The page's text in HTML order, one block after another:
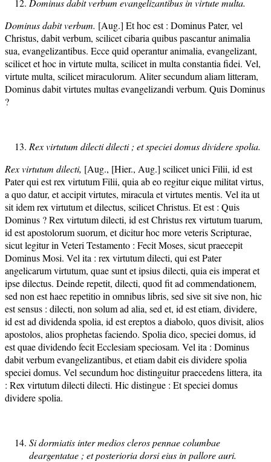
Dominus dabit verbum evangelizantibus in virtute multa.
Dominus dabit verbum. [Aug.] Et hoc est : Dominus Pater, vel
Christus, dabit verbum, scilicet cibaria quibus pascantur animalia
sua, evangelizantibus. Ecce quid operantur animalia, evangelizant,
scilicet et hoc in virtute multa, scilicet in multa constantia fidei. Vel,
virtute multa, scilicet miraculorum. Aliter secundum aliam litteram,
Dominus dabit virtutes multas evangelizandi verbum. Quis Dominus
?
Rex virtutum dilecti dilecti ; et speciei domus dividere spolia.
Rex virtutum dilecti, [Aug., [Hier., Aug.] scilicet unici Filii, id est
Pater qui est rex virtutum Filii, quia ab eo regitur eique militat virtus,
a quo datur, et accipit virtutes, miracula et virtutes mentis. Vel ita ut
sit idem rex virtutum et dilectus, scilicet Christus. Et est : Quis
Dominus ? Rex virtutum dilecti, id est Christus rex virtutum tuarum,
id est apostolorum suorum, et dicitur hoc more veteris Scripturae,
sicut legitur in Veteri Testamento : Fecit Moses, sicut praecepit
Dominus Mosi. Vel ita : rex virtutum dilecti, qui est Pater
angelicarum virtutum, quae sunt et ipsius dilecti, quia eis imperat et
ipse dilectus. Deinde repetit, dilecti, quod fit ad commendationem,
sed non est haec repetitio in omnibus libris, sed sive sit sive non, hic
est sensus : dilecti, non solum ad alia, sed et, id est etiam, dividere,
id est ad dividenda spolia, id est ereptos a diabolo, quos divisit, alios
apostolos, alios prophetas faciendo. Spolia dico, speciei domus, id
est quae dividendo fecit Ecclesiam speciosam. Vel ita : Dominus
dabit verbum evangelizantibus, et etiam dabit eis dividere spolia
speciei domus. Vel secundum hoc distinguitur praecedens littera, ita
: Rex virtutum dilecti dilecti. Hic distingue : Et speciei domus
dividere spolia.
Si dormiatis inter medios cleros pennae columbae
deargentatae ; et posterioria dorsi eius in pallore auri.